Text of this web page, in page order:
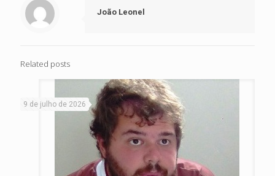
João Leonel
Related posts
9 de julho de 2026